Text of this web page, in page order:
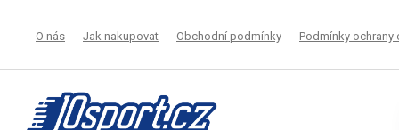
O nás Jak nakupovat Obchodní podmínky Podmínky ochrany